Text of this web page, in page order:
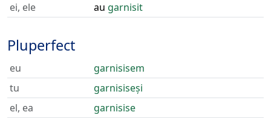
ei, ele
au garnisit
Pluperfect
eu
garnisisem
tu
garnisiseși
el, ea
garnisise